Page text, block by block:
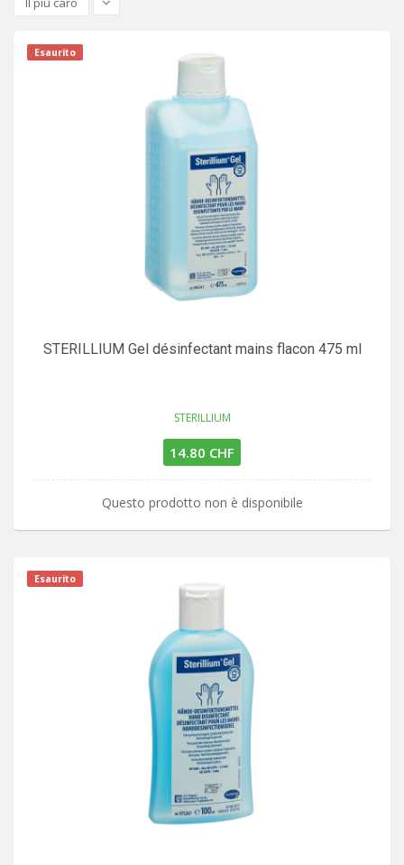
Esaurito
STERILLIUM Gel désinfectant mains flacon 475 ml
STERILLIUM
14.80 CHF
Questo prodotto non è disponibile
Esaurito